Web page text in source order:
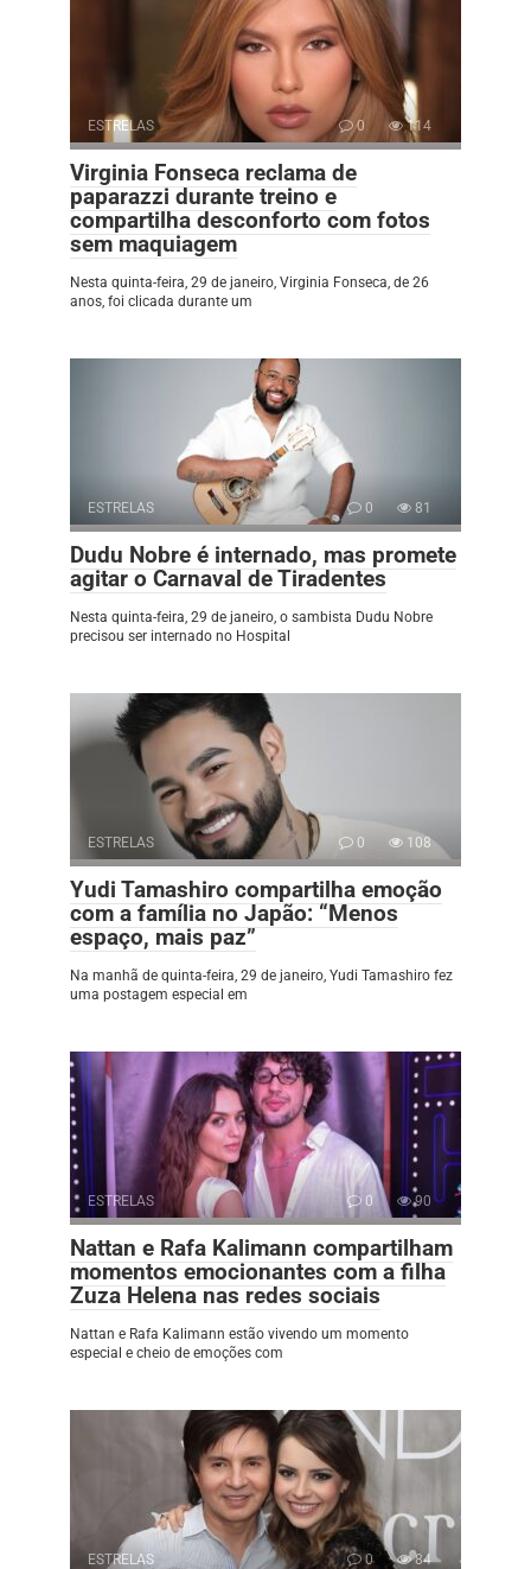
ESTRELAS 0 114
Virginia Fonseca reclama de
paparazzi durante treino e
compartilha desconforto com fotos
sem maquiagem
Nesta quinta-feira, 29 de janeiro, Virginia Fonseca, de 26
anos, foi clicada durante um
ESTRELAS 0 81
Dudu Nobre é internado, mas promete
agitar o Carnaval de Tiradentes
Nesta quinta-feira, 29 de janeiro, o sambista Dudu Nobre
precisou ser internado no Hospital
ESTRELAS 0 108
Yudi Tamashiro compartilha emoção
com a família no Japão: “Menos
espaço, mais paz”
Na manhã de quinta-feira, 29 de janeiro, Yudi Tamashiro fez
uma postagem especial em
ESTRELAS 0 90
Nattan e Rafa Kalimann compartilham
momentos emocionantes com a filha
Zuza Helena nas redes sociais
Nattan e Rafa Kalimann estão vivendo um momento
especial e cheio de emoções com
ESTRELAS 0 84